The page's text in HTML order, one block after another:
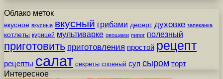
Облако меток
вкусное вкусные вкусный грибами десерт духовке запеканка
котлеты курицей мультиварке овощами пирог полезный
приготовить приготовления простой рецепт
рецепты салат секреты слоеный суп сыром торт
Интересное